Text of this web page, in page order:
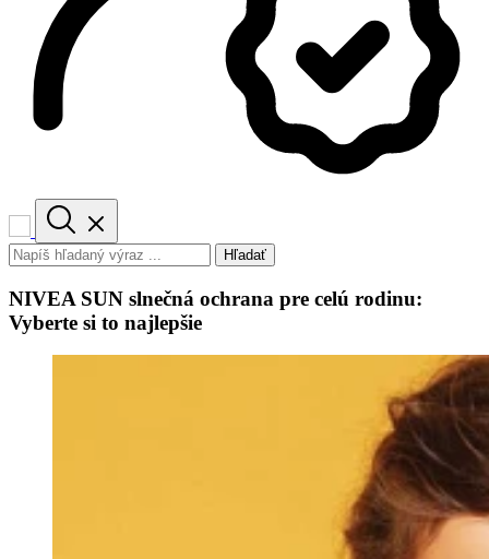
Hľadať
NIVEA SUN slnečná ochrana pre celú rodinu:
Vyberte si to najlepšie